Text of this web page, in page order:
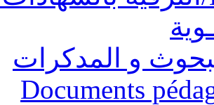
و المدكرات
Documents